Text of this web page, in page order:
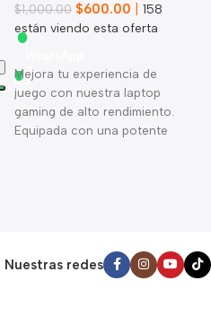
$1,000.00 $600.00
158
están viendo esta oferta
Mejora tu experiencia de
juego con nuestra laptop
gaming de alto rendimiento.
Equipada con una potente
Nuestras redes